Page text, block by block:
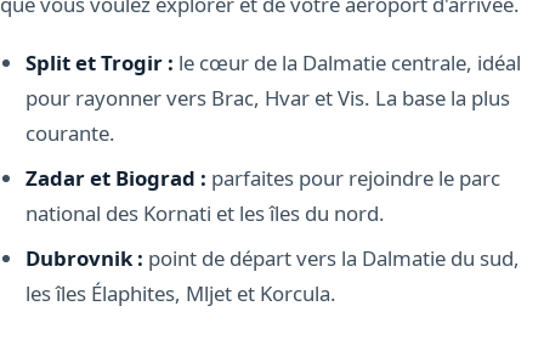
Split et Trogir : le cœur de la Dalmatie centrale, idéal
pour rayonner vers Brac, Hvar et Vis. La base la plus
courante.
Zadar et Biograd : parfaites pour rejoindre le parc
national des Kornati et les îles du nord.
Dubrovnik : point de départ vers la Dalmatie du sud,
les îles Élaphites, Mljet et Korcula.